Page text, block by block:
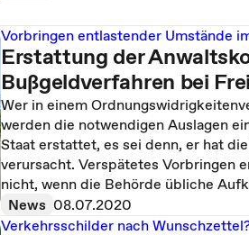
Vorbringen entlastender Umstände
Erstattung der
Bußgeldverfahren bei
Wer in einem
werden die notwendigen Auslagen
Staat erstattet, es sei denn, er hat
verursacht. Verspätetes Vorbringen
nicht, wenn die Behörde übliche
News 08.07.2020
Verkehrsschilder nach